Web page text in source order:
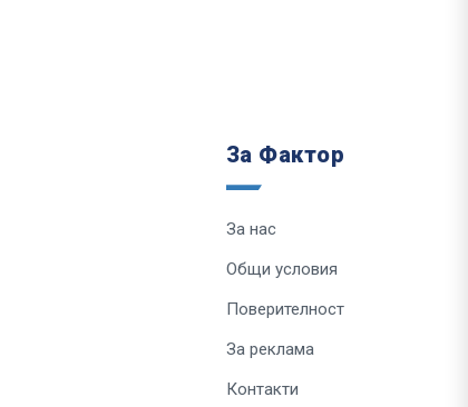
За Фактор
За нас
Общи условия
Поверителност
За реклама
Контакти